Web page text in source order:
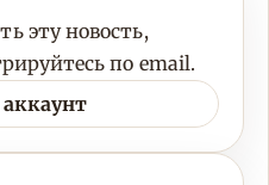
эту новость,
по email.